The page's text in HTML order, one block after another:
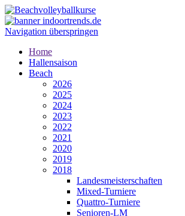
Navigation überspringen
Home
Hallensaison
Beach
2026
2025
2024
2023
2022
2021
2020
2019
2018
Landesmeisterschaften
Mixed-Turniere
Quattro-Turniere
Senioren-LM